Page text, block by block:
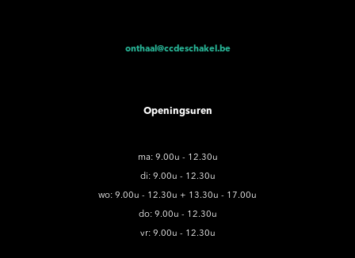
onthaal@ccdeschakel.be
Openingsuren
ma: 9.00u - 12.30u
di: 9.00u - 12.30u
wo: 9.00u - 12.30u + 13.30u - 17.00u
do: 9.00u - 12.30u
vr: 9.00u - 12.30u